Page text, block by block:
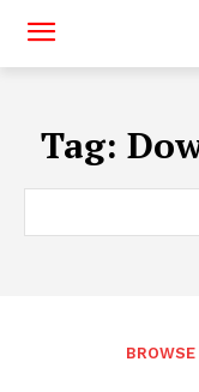
Tag: